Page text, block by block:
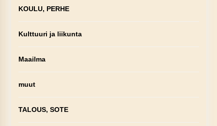
KOULU, PERHE
Kulttuuri ja liikunta
Maailma
muut
TALOUS, SOTE